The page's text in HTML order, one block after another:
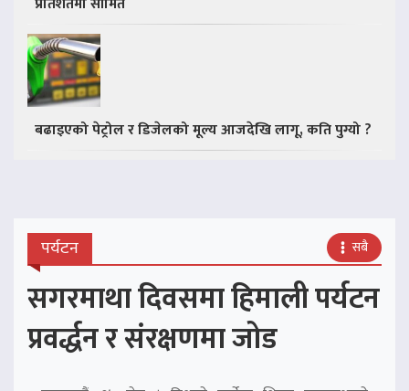
बढाइएको पेट्रोल र डिजेलको मूल्य आजदेखि लागू, कति पुग्यो ?
पर्यटन सबै
सगरमाथा दिवसमा हिमाली पर्यटन
प्रवर्द्धन र संरक्षणमा जोड